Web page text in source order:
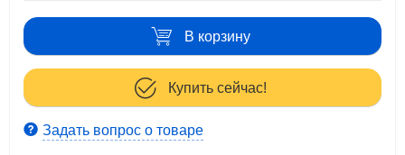
В корзину
Купить сейчас!
Задать вопрос о товаре